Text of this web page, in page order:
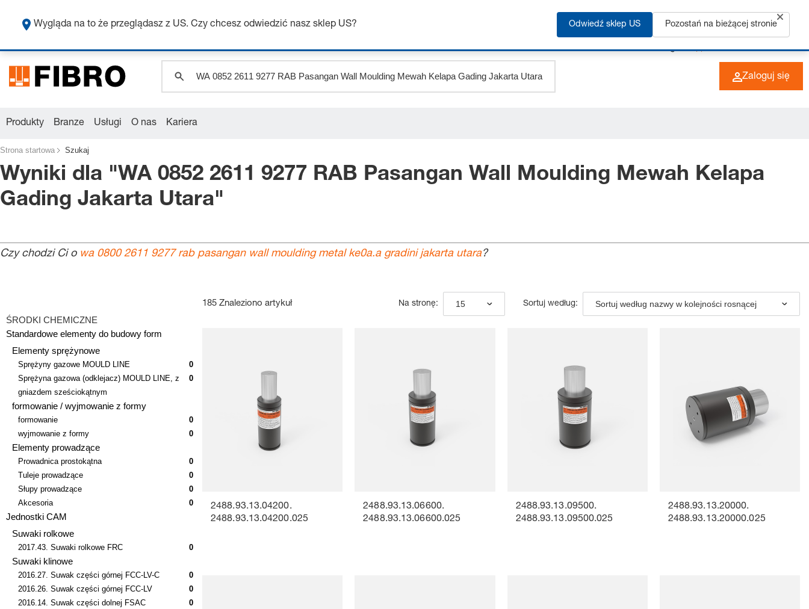
+49 (0) 6266 73-0 PL
Zaloguj się
Produkty Branze Usługi O nas Kariera
Strona startowa Szukaj
Wyniki dla "WA 0852 2611 9277 RAB Pasangan Wall Moulding Mewah Kelapa
Gading Jakarta Utara"
Czy chodzi Ci o wa 0800 2611 9277 rab pasangan wall moulding metal ke0a.a gradini jakarta utara?
ŚRODKI CHEMICZNE
Standardowe elementy do budowy form
Elementy sprężynowe
Sprężyny gazowe MOULD LINE
0
Sprężyna gazowa (odklejacz) MOULD LINE, z
gniazdem sześciokątnym
0
formowanie / wyjmowanie z formy
formowanie
0
wyjmowanie z formy
0
Elementy prowadzące
Prowadnica prostokątna
0
Tuleje prowadzące
0
Słupy prowadzące
0
Akcesoria
0
Jednostki CAM
Suwaki rolkowe
2017.43. Suwaki rolkowe FRC 0
Suwaki klinowe
2016.27. Suwak części górnej FCC-LV-C
0
2016.26. Suwak części górnej FCC-LV
0
2016.14. Suwak części dolnej FSAC
0
185 Znaleziono artykuł Na stronę: 15 Sortuj według: Sortuj według nazwy w kolejności rosnącej
2488.93.13.04200.
2488.93.13.04200.025
2488.93.13.06600.
2488.93.13.06600.025
2488.93.13.09500.
2488.93.13.09500.025
2488.93.13.20000.
2488.93.13.20000.025
Wygląda na to że przeglądasz z US. Czy chcesz odwiedzić nasz sklep US? Odwiedź sklep US Pozostań na bieżącej stronie